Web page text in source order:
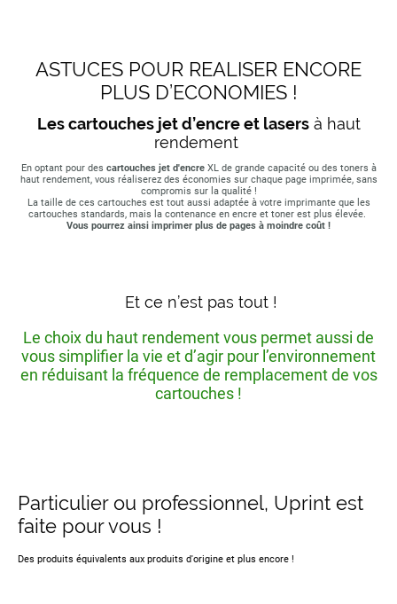
ASTUCES POUR REALISER ENCORE
PLUS D’ECONOMIES !
Les cartouches jet d’encre et lasersà haut
rendement
En optant pour des cartouches jet d'encreXL de grande capacité ou des toners à
haut rendement, vous réaliserez des économies sur chaque page imprimée, sans
compromis sur la qualité !
La taille de ces cartouches est tout aussi adaptée à votre imprimante que les
cartouches standards, mais la contenance en encre et toner est plus élevée.
Vous pourrez ainsi imprimer plus de pages à moindre coût !
Et ce n’est pas tout !
Le choix du haut rendement vous permet aussi de
vous simplifier la vie et d’agir pour l’environnement
en réduisant la fréquence de remplacement de vos
cartouches !
Particulier ou professionnel, Uprint est
faite pour vous !
Des produits équivalents aux produits d'origine et plus encore !